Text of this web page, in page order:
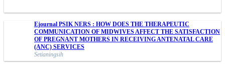
Ejournal PSIK NERS : HOW DOES THE THERAPEUTIC
COMMUNICATION OF MIDWIVES AFFECT THE SATISFACTION
OF PREGNANT MOTHERS IN RECEIVING ANTENATAL CARE
(ANC) SERVICES
Setianingsih